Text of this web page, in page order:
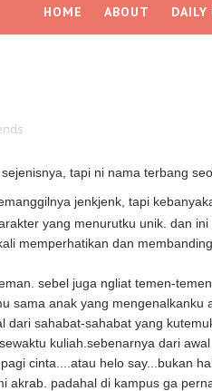
HOME ABOUT DAILY
tapi ni nama terbang
jenkjenk, tapi
yang menurutku unik. dan
memperhatikan dan
sebel juga ngliat temen-
sama anak yang mengenalkanku
sahabat-sahabat yang
kuliah.sebenarnya dari
cinta....atau helo say...bukan
akrab. padahal di kampus ga